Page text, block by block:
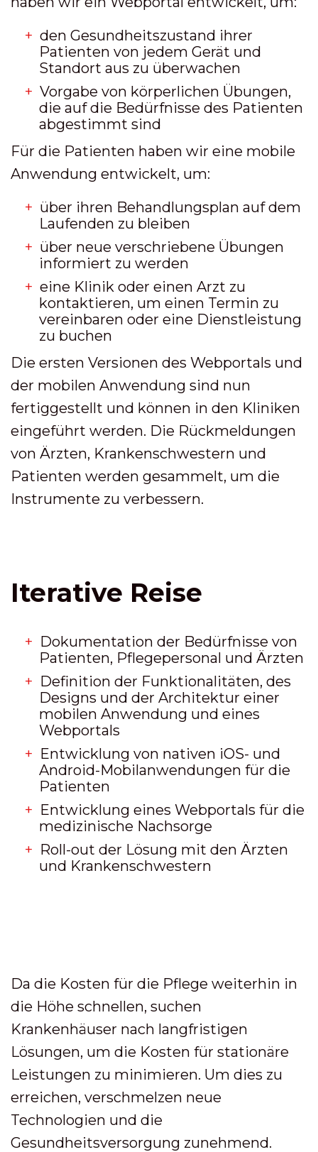
den Gesundheitszustand ihrer
Patienten von jedem Gerät und
Standort aus zu überwachen
Vorgabe von körperlichen Übungen,
die auf die Bedürfnisse des Patienten
abgestimmt sind
Für die Patienten haben wir eine mobile
Anwendung entwickelt, um:
über ihren Behandlungsplan auf dem
Laufenden zu bleiben
über neue verschriebene Übungen
informiert zu werden
eine Klinik oder einen Arzt zu
kontaktieren, um einen Termin zu
vereinbaren oder eine Dienstleistung
zu buchen
Die ersten Versionen des Webportals und
der mobilen Anwendung sind nun
fertiggestellt und können in den Kliniken
eingeführt werden. Die Rückmeldungen
von Ärzten, Krankenschwestern und
Patienten werden gesammelt, um die
Instrumente zu verbessern.
Iterative Reise
Dokumentation der Bedürfnisse von
Patienten, Pflegepersonal und Ärzten
Definition der Funktionalitäten, des
Designs und der Architektur einer
mobilen Anwendung und eines
Webportals
Entwicklung von nativen iOS- und
Android-Mobilanwendungen für die
Patienten
Entwicklung eines Webportals für die
medizinische Nachsorge
Roll-out der Lösung mit den Ärzten
und Krankenschwestern
Da die Kosten für die Pflege weiterhin in
die Höhe schnellen, suchen
Krankenhäuser nach langfristigen
Lösungen, um die Kosten für stationäre
Leistungen zu minimieren. Um dies zu
erreichen, verschmelzen neue
Technologien und die
Gesundheitsversorgung zunehmend.